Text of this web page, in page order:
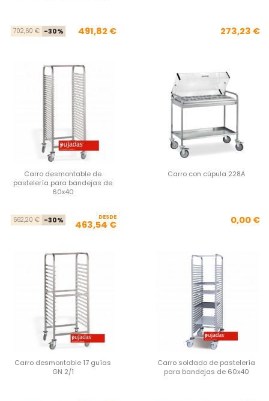
Precio base
702,60 € -30% Precio
491,82 € 273,23 €
Carro desmontable de
pastelería para bandejas de
60x40
Precio base
662,20 € -30% Precio
DESDE
463,54 €
Carro con cúpula 228A
0,00 €
Carro desmontable 17 guías
GN 2/1
Carro soldado de pastelería
para bandejas de 60x40